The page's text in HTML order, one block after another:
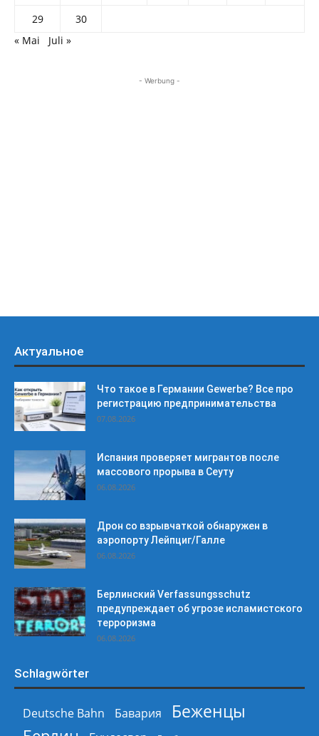
29
30
« Mai
Juli »
- Werbung -
Актуальное
Что такое в Германии Gewerbe? Все про
регистрацию предпринимательства
07.08.2026
Испания проверяет мигрантов после
массового прорыва в Сеуту
06.08.2026
Дрон со взрывчаткой обнаружен в
аэропорту Лейпциг/Галле
06.08.2026
Берлинский Verfassungsschutz
предупреждает об угрозе исламистского
терроризма
06.08.2026
Schlagwörter
Deutsche Bahn Бавария
Беженцы